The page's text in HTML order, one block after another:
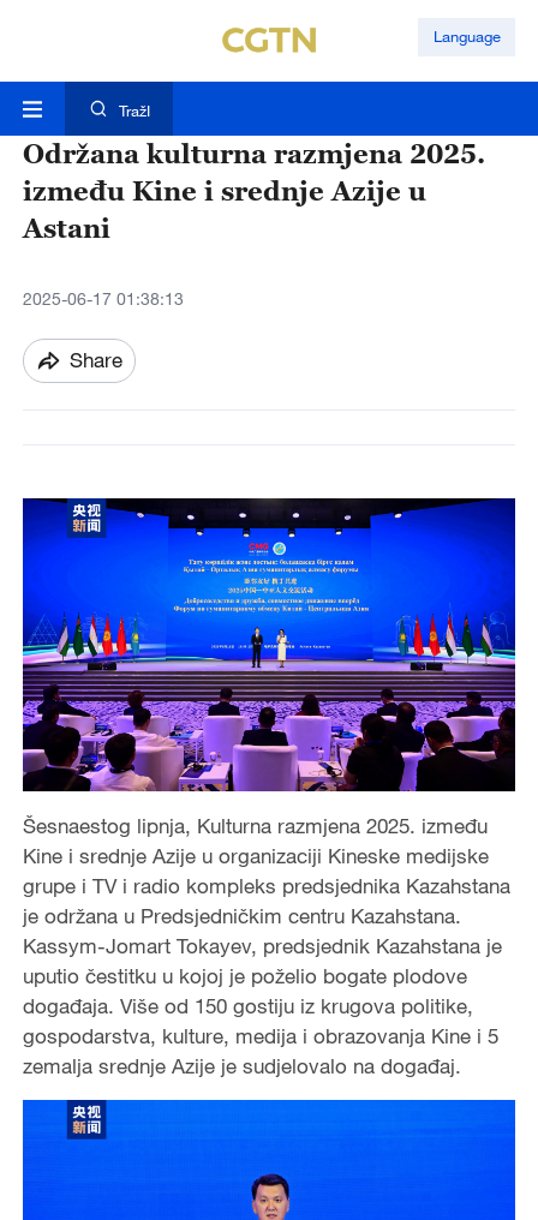
Language
TražI
Održana kulturna razmjena 2025.
između Kine i srednje Azije u
Astani
2025-06-17 01:38:13
Share
Šesnaestog lipnja, Kulturna razmjena 2025. između
Kine i srednje Azije u organizaciji Kineske medijske
grupe i TV i radio kompleks predsjednika Kazahstana
je održana u Predsjedničkim centru Kazahstana.
Kassym-Jomart Tokayev, predsjednik Kazahstana je
uputio čestitku u kojoj je poželio bogate plodove
događaja. Više od 150 gostiju iz krugova politike,
gospodarstva, kulture, medija i obrazovanja Kine i 5
zemalja srednje Azije je sudjelovalo na događaj.